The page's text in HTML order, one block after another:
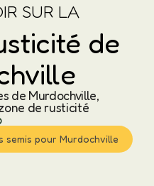
SUR LA
de
de Murdochville,
de rusticité
semis pour Murdochville